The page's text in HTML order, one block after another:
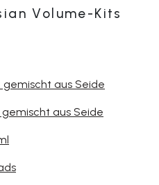
Volume-Kits
gemischt aus Seide
gemischt aus Seide